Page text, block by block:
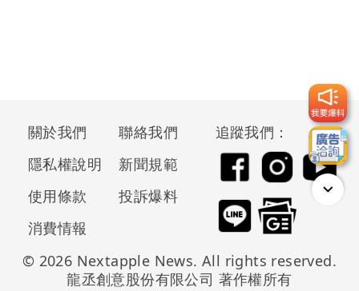
關於我們
聯絡我們
隱私權說明
新聞規範
使用條款
投訴爆料
消費情報
追蹤我們：
© 2026 Nextapple News. All rights reserved.
龍丞創意股份有限公司 著作權所有